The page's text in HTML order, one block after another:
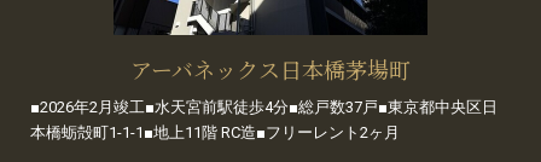
アーバネックス日本橋茅場町
■2026年2月竣工■水天宮前駅徒歩4分■総戸数37戸■東京都中央区日
本橋蛎殻町1-1-1■地上11階 RC造■フリーレント2ヶ月